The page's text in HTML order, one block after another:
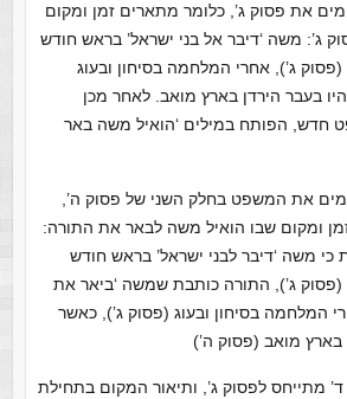
את פסוק ג’, כלומר מתארים זמן ומקום
ג’: משה ‘דיבר אל בני ישראל’ בראש חודש
ג’), אחרי המלחמה בסיחון ובעוג
בעבר הירדן בארץ מואב. לאחר מכן
חדש, הפותח במילים ‘הואיל משה באר
את המשפט בחלק השני של פסוק ה’,
ומקום שבו הואיל משה לבאר את התורה:
כי משה ‘דיבר לבני ישראל’ בראש חודש
ג’), התורה כותבת שמשה ‘ביאר את
המלחמה בסיחון ובעוג (פסוק ג’), כאשר
מתייחס לפסוק ג’, ותיאור המקום בתחילת